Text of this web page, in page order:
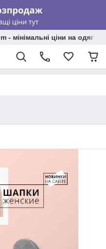
- мінімальні ціни на одяг